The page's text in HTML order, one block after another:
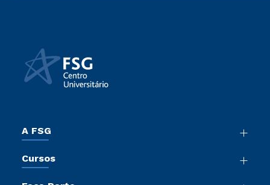
A FSG
Sala de Imprensa
Cursos